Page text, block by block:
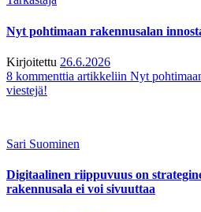
Nyt pohtimaan rakennusalan
Kirjoitettu 26.6.2026
8 kommenttia artikkeliin Nyt
viestejä!
Sari Suominen
Digitaalinen riippuvuus on
rakennusala ei voi sivuuttaa